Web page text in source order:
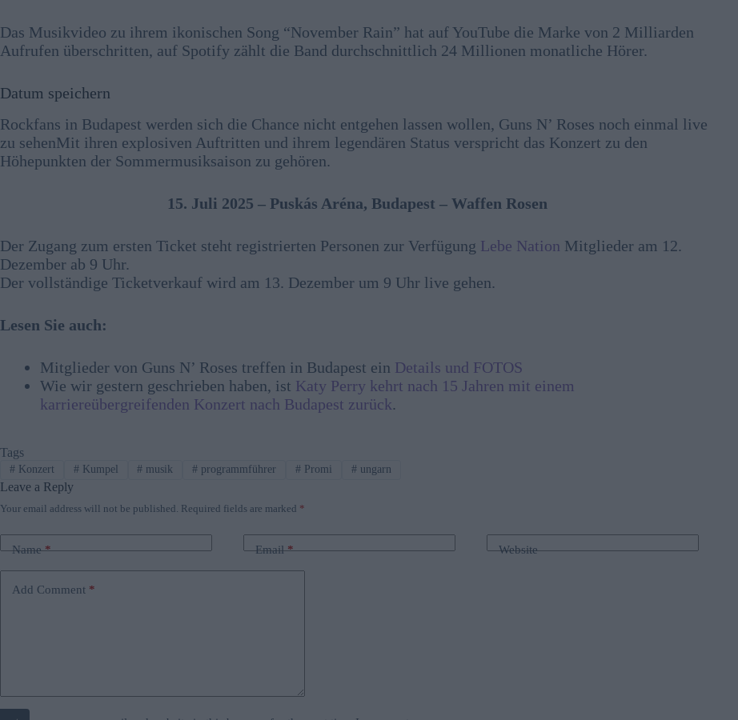
Das Musikvideo zu ihrem ikonischen Song “November Rain” hat auf YouTube die Marke von 2 Milliarden
Aufrufen überschritten, auf Spotify zählt die Band durchschnittlich 24 Millionen monatliche Hörer.
Datum speichern
Rockfans in Budapest werden sich die Chance nicht entgehen lassen wollen, Guns N’ Roses noch einmal live
zu sehenMit ihren explosiven Auftritten und ihrem legendären Status verspricht das Konzert zu den
Höhepunkten der Sommermusiksaison zu gehören.
15. Juli 2025 – Puskás Aréna, Budapest – Waffen Rosen
Der Zugang zum ersten Ticket steht registrierten Personen zur Verfügung Lebe Nation Mitglieder am 12.
Dezember ab 9 Uhr.
Der vollständige Ticketverkauf wird am 13. Dezember um 9 Uhr live gehen.
Lesen Sie auch:
Mitglieder von Guns N’ Roses treffen in Budapest ein Details und FOTOS
Wie wir gestern geschrieben haben, ist Katy Perry kehrt nach 15 Jahren mit einem
karriereübergreifenden Konzert nach Budapest zurück.
Tags
#Konzert #Kumpel # musik # programmführer # Promi #ungarn
Leave a Reply
Your email address will not be published. Required fields are marked *
Name* Email* Website
Add Comment *